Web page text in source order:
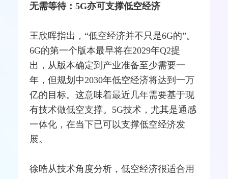
无需等待：5G亦可支撑低空经济
王欣晖指出，“低空经济并不只是6G的”。
6G的第一个版本最早将在2029年Q2提
出，从版本确定到产业准备至少需要一
年，但规划中2030年低空经济将达到一万
亿的目标。这意味着最近几年需要基于现
有技术做低空支撑。5G技术，尤其是通感
一体化，在当下已可以支撑低空经济发
展。
徐晧从技术角度分析，低空经济很适合用